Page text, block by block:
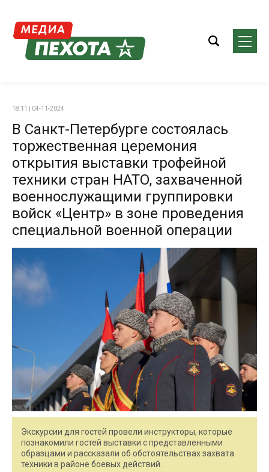
18:11 | 04-11-2024
В Санкт-Петербурге состоялась
торжественная церемония
открытия выставки трофейной
техники стран НАТО, захваченной
военнослужащими группировки
войск «Центр» в зоне проведения
специальной военной операции
Экскурсии для гостей провели инструкторы, которые
познакомили гостей выставки с представленными
образцами и рассказали об обстоятельствах захвата
техники в районе боевых действий.